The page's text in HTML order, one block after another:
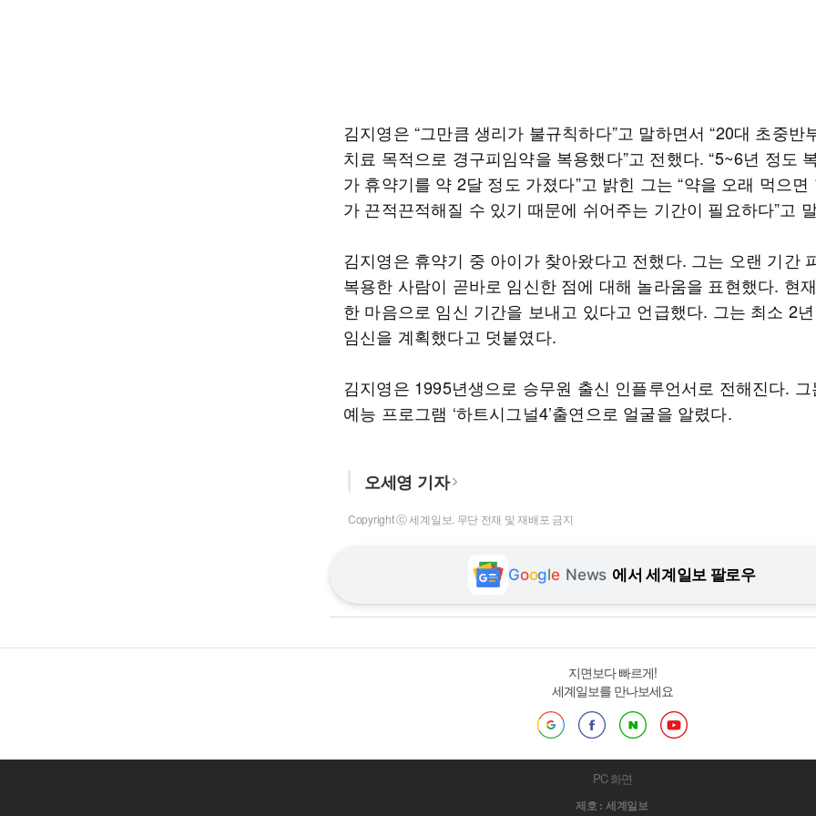
김지영은 “그만큼 생리가 불규칙하다”고 말하면서 “20대 초중반
치료 목적으로 경구피임약을 복용했다”고 전했다. “5~6년 정도
가 휴약기를 약 2달 정도 가졌다”고 밝힌 그는 “약을 오래 먹으면
가 끈적끈적해질 수 있기 때문에 쉬어주는 기간이 필요하다”고
김지영은 휴약기 중 아이가 찾아왔다고 전했다. 그는 오랜 기간
복용한 사람이 곧바로 임신한 점에 대해 놀라움을 표현했다. 현
한 마음으로 임신 기간을 보내고 있다고 언급했다. 그는 최소 2
임신을 계획했다고 덧붙였다.
김지영은 1995년생으로 승무원 출신 인플루언서로 전해진다.
예능 프로그램 ‘하트시그널4’출연으로 얼굴을 알렸다.
오세영 기자
Copyright ⓒ 세계일보. 무단 전재 및 재배포 금지
Google News 에서 세계일보 팔로우
지면보다 빠르게!
세계일보를 만나보세요
PC 화면
제호 : 세계일보